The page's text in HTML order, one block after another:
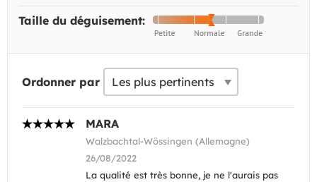
Taille du déguisement:
Ordonner par
MARA
Walzbachtal-Wössingen (Allemagne)
26/08/2022
La qualité est très bonne, je ne l'aurais pas